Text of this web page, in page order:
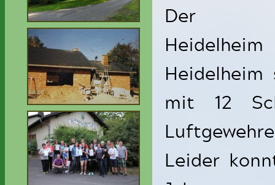
Der
mit 12
Leider